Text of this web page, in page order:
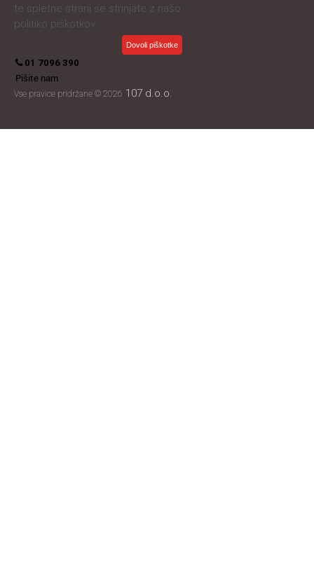
te spletne strani se strinjate z našo
politiko piškotkov.
Dovoli piškotke
01 7096 390
Pišite nam
Vse pravice pridržane © 2026 107 d.o.o.